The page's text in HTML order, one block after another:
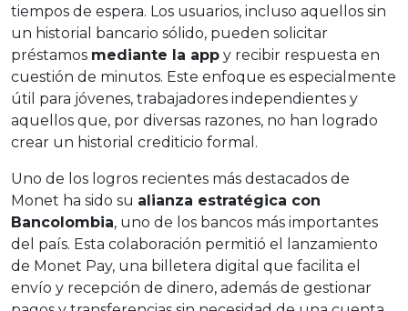
tiempos de espera. Los usuarios, incluso aquellos sin
un historial bancario sólido, pueden solicitar
préstamos mediante la app y recibir respuesta en
cuestión de minutos. Este enfoque es especialmente
útil para jóvenes, trabajadores independientes y
aquellos que, por diversas razones, no han logrado
crear un historial crediticio formal.
Uno de los logros recientes más destacados de
Monet ha sido su alianza estratégica con
Bancolombia, uno de los bancos más importantes
del país. Esta colaboración permitió el lanzamiento
de Monet Pay, una billetera digital que facilita el
envío y recepción de dinero, además de gestionar